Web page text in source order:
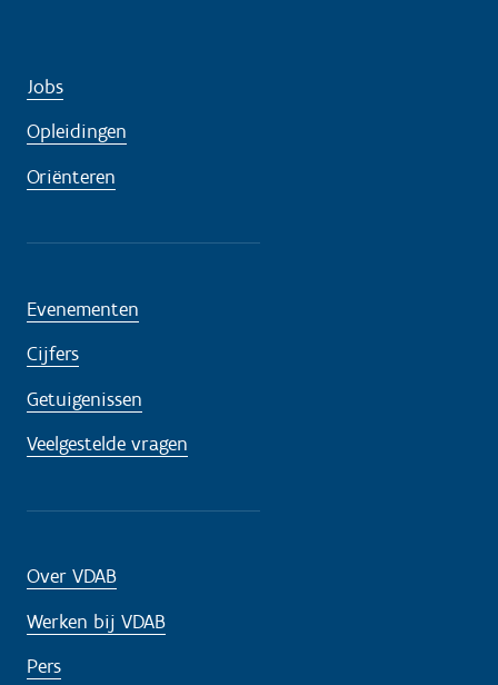
Jobs
Opleidingen
Oriënteren
Evenementen
Cijfers
Getuigenissen
Veelgestelde vragen
Over VDAB
Werken bij VDAB
Pers